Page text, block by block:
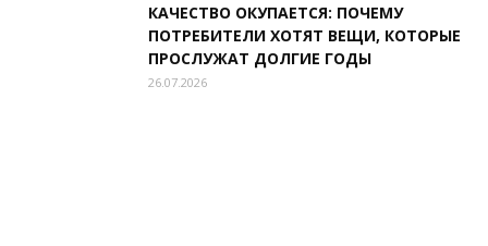
КАЧЕСТВО ОКУПАЕТСЯ: ПОЧЕМУ
ПОТРЕБИТЕЛИ ХОТЯТ ВЕЩИ, КОТОРЫЕ
ПРОСЛУЖАТ ДОЛГИЕ ГОДЫ
26.07.2026